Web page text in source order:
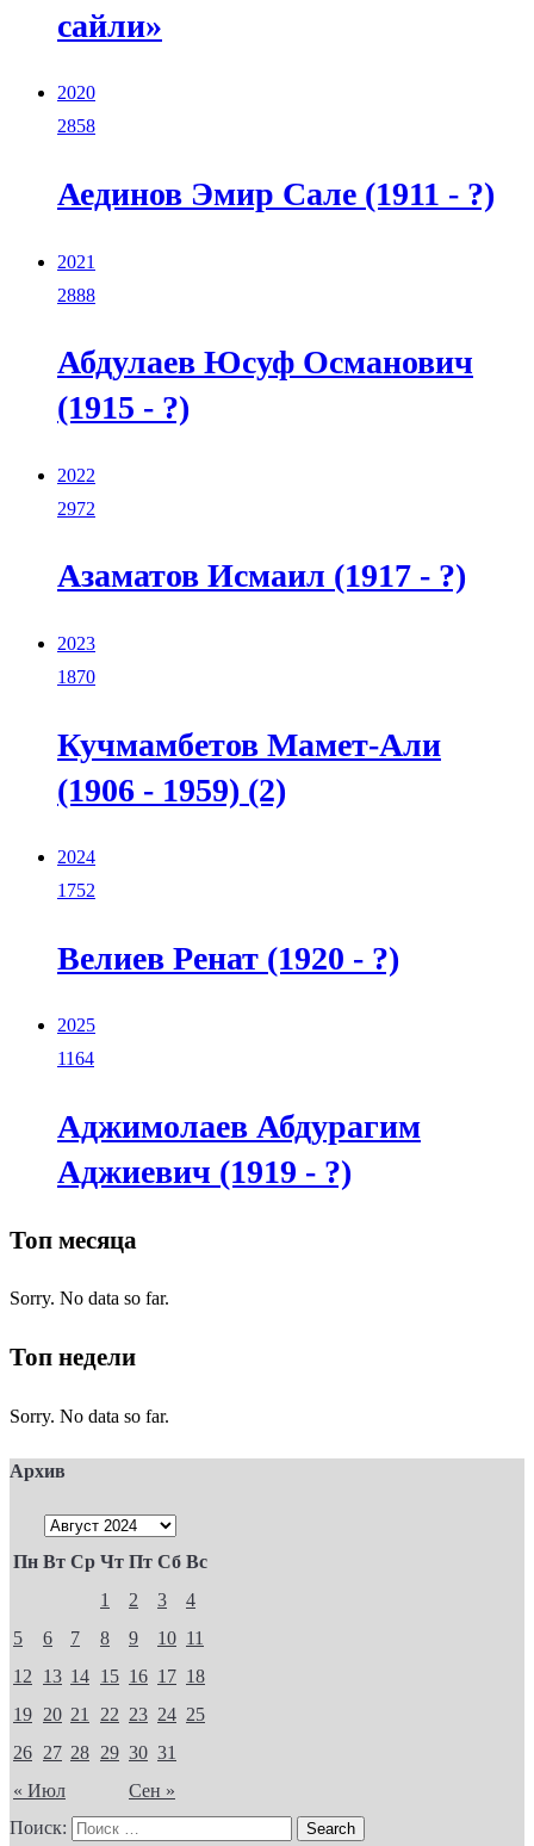
сайли»
2020
2858
Аединов Эмир Сале (1911 - ?)
2021
2888
Абдулаев Юсуф Османович
(1915 - ?)
2022
2972
Азаматов Исмаил (1917 - ?)
2023
1870
Кучмамбетов Мамет-Али
(1906 - 1959) (2)
2024
1752
Велиев Ренат (1920 - ?)
2025
1164
Аджимолаев Абдурагим
Аджиевич (1919 - ?)
Топ месяца
Sorry. No data so far.
Топ недели
Sorry. No data so far.
Архив
Пн Вт Ср Чт Пт Сб Вс
« Июл Сен »
1 2 3
4
5
6 7 8 9 10 11
12
13 14 15 16 17 18
19 20 21 22 23 24 25
26 27 28 29 30 31
Поиск: